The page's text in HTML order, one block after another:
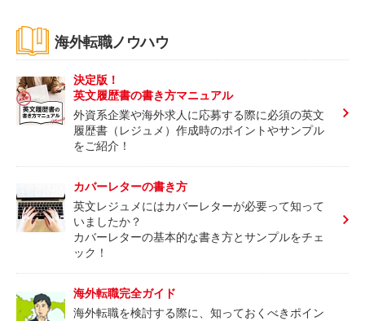
海外転職ノウハウ
決定版！
英文履歴書の書き方マニュアル
外資系企業や海外求人に応募する際に必須の英文
履歴書（レジュメ）作成時のポイントやサンプル
をご紹介！
カバーレターの書き方
英文レジュメにはカバーレターが必要って知って
いましたか？
カバーレターの基本的な書き方とサンプルをチェ
ック！
海外転職完全ガイド
海外転職を検討する際に、知っておくべきポイン